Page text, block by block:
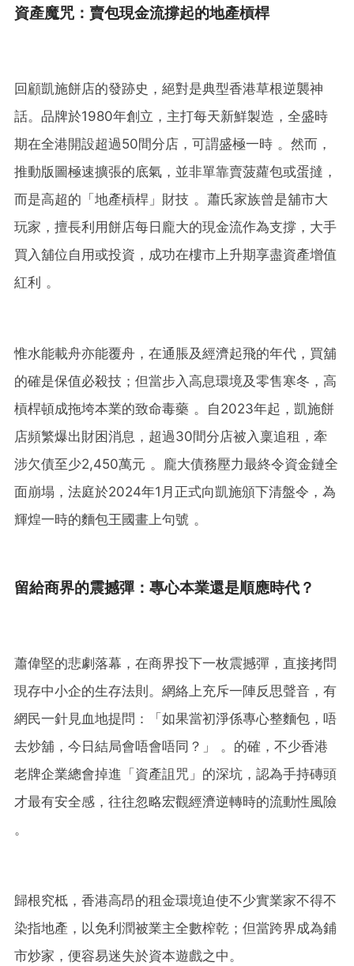
資產魔咒：賣包現金流撐起的地產槓桿
回顧凱施餅店的發跡史，絕對是典型香港草根逆襲神
話。品牌於1980年創立，主打每天新鮮製造，全盛時
期在全港開設超過50間分店，可謂盛極一時 。然而，
推動版圖極速擴張的底氣，並非單靠賣菠蘿包或蛋撻，
而是高超的「地產槓桿」財技 。蕭氏家族曾是舖市大
玩家，擅長利用餅店每日龐大的現金流作為支撐，大手
買入舖位自用或投資，成功在樓市上升期享盡資產增值
紅利 。
惟水能載舟亦能覆舟，在通脹及經濟起飛的年代，買舖
的確是保值必殺技；但當步入高息環境及零售寒冬，高
槓桿頓成拖垮本業的致命毒藥 。自2023年起，凱施餅
店頻繁爆出財困消息，超過30間分店被入稟追租，牽
涉欠債至少2,450萬元 。龐大債務壓力最終令資金鏈全
面崩塌，法庭於2024年1月正式向凱施頒下清盤令，為
輝煌一時的麵包王國畫上句號 。
留給商界的震撼彈：專心本業還是順應時代？
蕭偉堅的悲劇落幕，在商界投下一枚震撼彈，直接拷問
現存中小企的生存法則。網絡上充斥一陣反思聲音，有
網民一針見血地提問：「如果當初淨係專心整麵包，唔
去炒舖，今日結局會唔會唔同？」 。的確，不少香港
老牌企業總會掉進「資產詛咒」的深坑，認為手持磚頭
才最有安全感，往往忽略宏觀經濟逆轉時的流動性風險
。
歸根究柢，香港高昂的租金環境迫使不少實業家不得不
染指地產，以免利潤被業主全數榨乾；但當跨界成為鋪
市炒家，便容易迷失於資本遊戲之中。